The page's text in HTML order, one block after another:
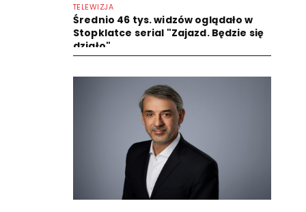
TELEWIZJA
Średnio 46 tys. widzów oglądało w
Stopklatce serial "Zajazd. Będzie się
działo"